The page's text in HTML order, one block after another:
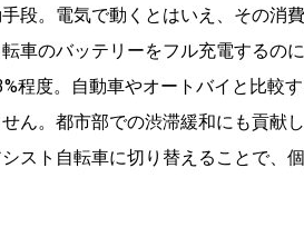
段。電気で動くとはいえ、その消
車のバッテリーをフル充電するの
程度。自動車やオートバイと比較
ん。都市部での渋滞緩和にも貢献
スト自転車に切り替えることで、